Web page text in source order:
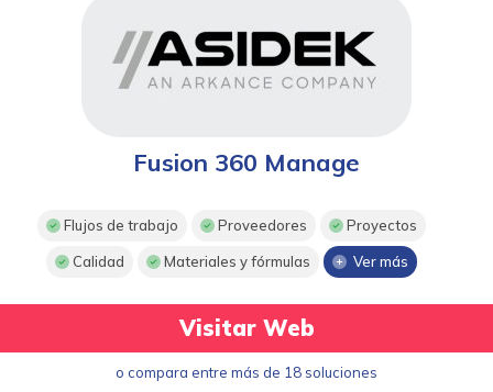
Fusion 360 Manage
Flujos de trabajo Proveedores Proyectos
Calidad Materiales y fórmulas Ver más
Visitar Web
o compara entre más de 18 soluciones